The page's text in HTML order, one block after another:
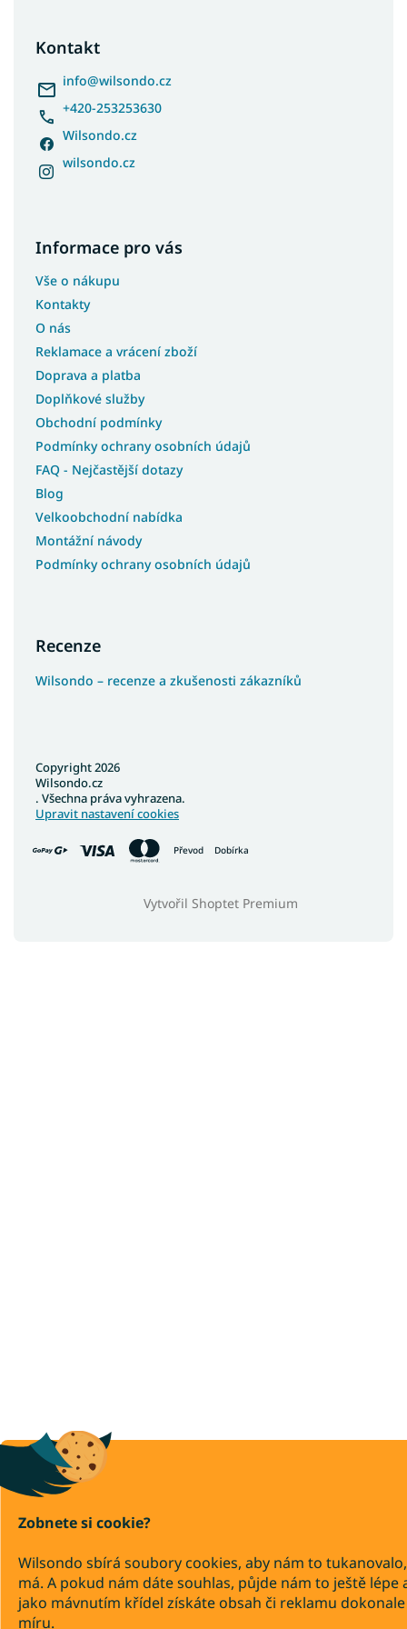
Zobnete si cookie?
Wilsondo sbírá soubory cookies, aby nám to
má. A pokud nám dáte souhlas, půjde nám to ještě lépe
jako mávnutím křídel získáte obsah či reklamu
míru.
Kontakt
info@wilsondo.cz
+420-253253630
Wilsondo.cz
wilsondo.cz
Informace pro vás
Vše o nákupu
Kontakty
O nás
Reklamace a vrácení zboží
Doprava a platba
Doplňkové služby
Obchodní podmínky
Podmínky ochrany osobních údajů
FAQ - Nejčastější dotazy
Blog
Velkoobchodní nabídka
Montážní návody
Podmínky ochrany osobních údajů
Recenze
Wilsondo – recenze a zkušenosti zákazníků
Převod Dobírka
Vytvořil Shoptet Premium
Copyright 2026
Wilsondo.cz
. Všechna práva vyhrazena.
Upravit nastavení cookies